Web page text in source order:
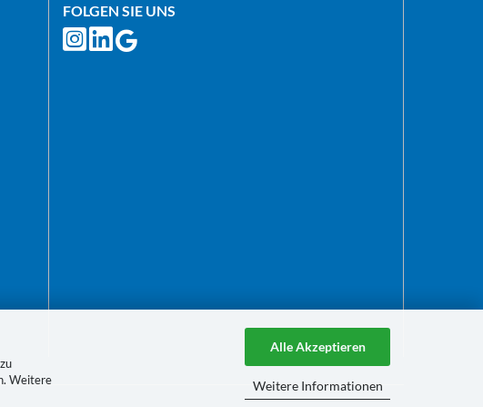
Weitere
Alle Akzeptieren
Weitere Informationen
FOLGEN SIE UNS